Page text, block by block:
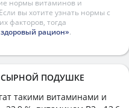
нормы витаминов и
вы хотите узнать нормы с
факторов, тогда
рацион».
СЫРНОЙ ПОДУШКЕ
такими витаминами и